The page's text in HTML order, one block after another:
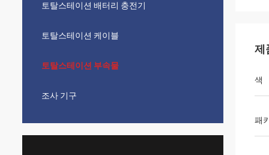
토탈스테이션 배터리 충전기
토탈스테이션 케이블
토탈스테이션 부속물
조사 기구
제
색
패